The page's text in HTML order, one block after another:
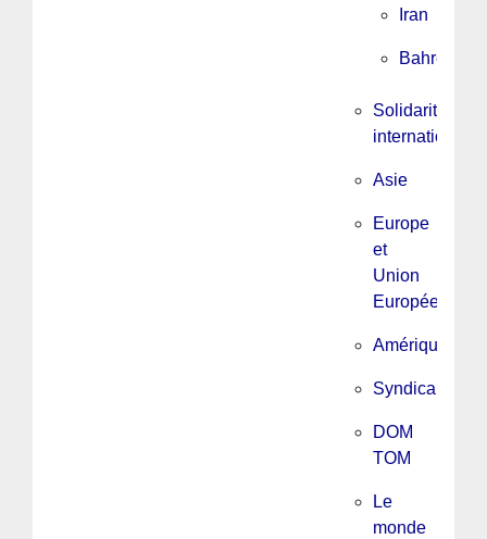
Iran
Bahrein
Solidarité
internationale
Asie
Europe
et
Union
Européenne
Amérique
Syndicalisme
DOM
TOM
Le
monde